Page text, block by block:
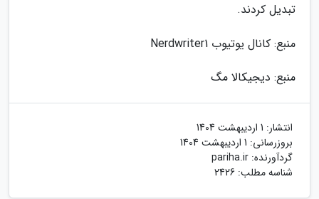
تبدیل کردند.
منبع: کانال یوتیوب Nerdwriter1
منبع: دیجیکالا مگ
انتشار: 1 اردیبهشت 1404
بروزرسانی: 1 اردیبهشت 1404
گردآورنده: pariha.ir
شناسه مطلب: 2426